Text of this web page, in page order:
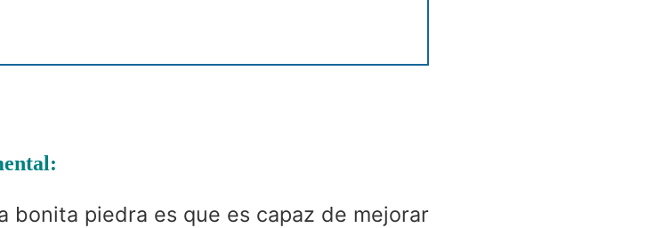
bonita piedra es que es capaz de mejorar